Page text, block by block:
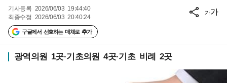
기사등록 2026/06/03 19:44:40
최종수정 2026/06/03 20:40:24
구글에서 선호하는 매체로 추가
가가
광역의원 1곳·기초의원 4곳·기초 비례 2곳